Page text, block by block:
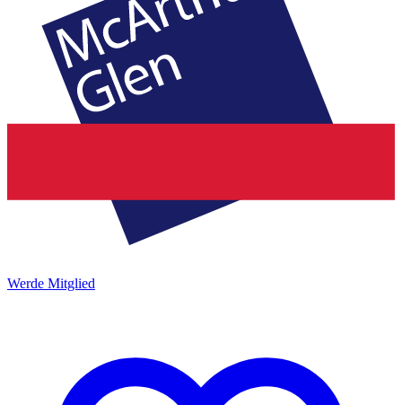
Werde Mitglied